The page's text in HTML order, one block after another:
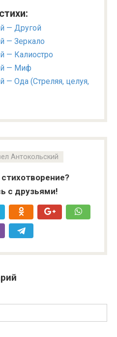
— Другой
— Зеркало
— Калиостро
— Миф
— Ода (Стреляя, целуя,
Антокольский
с друзьями!